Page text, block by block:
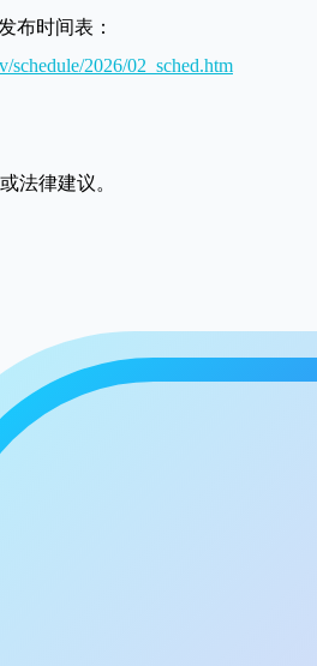
布时间表：
schedule/2026/02_sched.htm
法律建议。